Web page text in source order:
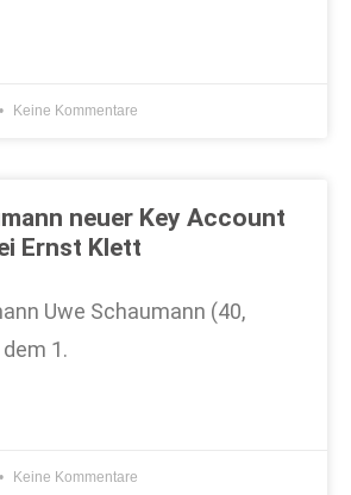
Keine Kommentare
neuer Key Account
Ernst Klett
Uwe Schaumann (40,
1.
Keine Kommentare